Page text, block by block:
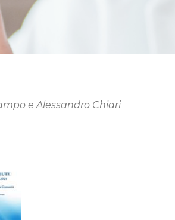
e Alessandro Chiari